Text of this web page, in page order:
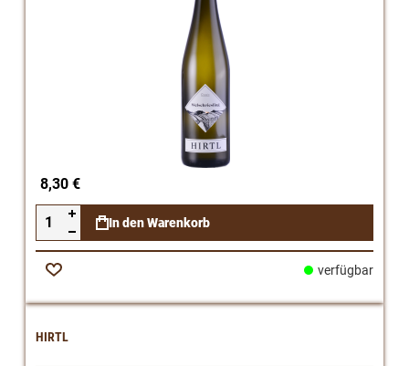
8,30 €
In den Warenkorb
Zur
verfügbar
HIRTL